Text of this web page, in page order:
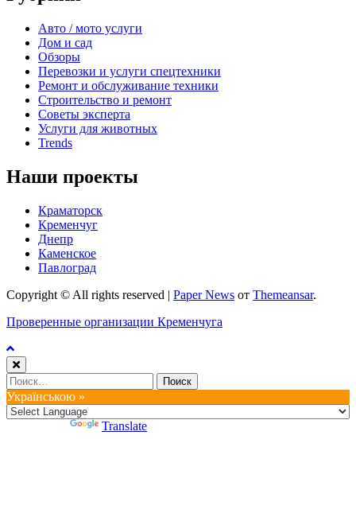
Авто / мото услуги
Дом и сад
Обзоры
Перевозки и услуги спецтехники
Ремонт и обслуживание техники
Строительство и ремонт
Советы эксперта
Услуги для животных
Trends
Наши проекты
Краматорск
Кременчуг
Днепр
Каменское
Павлоград
Copyright © All rights reserved | Paper News от Themeansar.
Проверенные организации Кременчуга
Найти:
Українською »
Translate